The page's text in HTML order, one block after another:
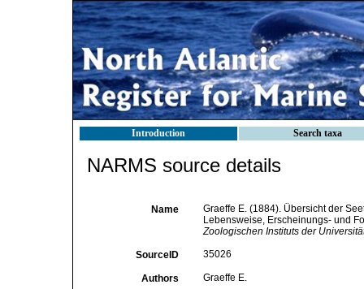
Introduction Search taxa
NARMS source details
Name
Graeffe E. (1884). Übersicht der
Lebensweise, Erscheinungs- und
Zoologischen Instituts der
SourceID 35026
Authors Graeffe E.